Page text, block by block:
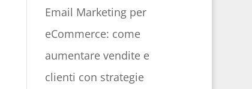
Email Marketing per
eCommerce: come
aumentare vendite e
clienti con strategie